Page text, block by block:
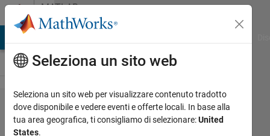
Vai al contenutoMATLAB
Answers
Is it
possible
Seleziona un sito web
Seleziona un sito web per visualizzare contenuto tradotto
dove disponibile e vedere eventi e offerte locali. In base alla
tua area geografica, ti consigliamo di selezionare:United
States.